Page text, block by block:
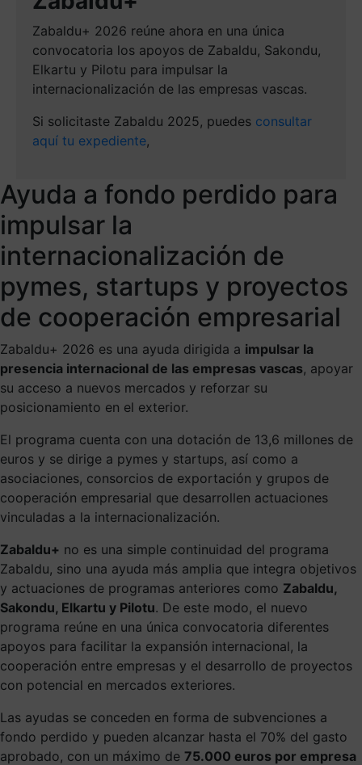
Zabaldu+ 2026 reúne ahora en una única
convocatoria los apoyos de Zabaldu, Sakondu,
Elkartu y Pilotu para impulsar la
internacionalización de las empresas vascas.
Si solicitaste Zabaldu 2025, puedes consultar
aquí tu expediente,
Ayuda a fondo perdido para
impulsar la
internacionalización de
pymes, startups y proyectos
de cooperación empresarial
Zabaldu+ 2026 es una ayuda dirigida a impulsar la
presencia internacional de las empresas vascas, apoyar
su acceso a nuevos mercados y reforzar su
posicionamiento en el exterior.
El programa cuenta con una dotación de 13,6 millones de
euros y se dirige a pymes y startups, así como a
asociaciones, consorcios de exportación y grupos de
cooperación empresarial que desarrollen actuaciones
vinculadas a la internacionalización.
Zabaldu+ no es una simple continuidad del programa
Zabaldu, sino una ayuda más amplia que integra objetivos
y actuaciones de programas anteriores como Zabaldu,
Sakondu, Elkartu y Pilotu. De este modo, el nuevo
programa reúne en una única convocatoria diferentes
apoyos para facilitar la expansión internacional, la
cooperación entre empresas y el desarrollo de proyectos
con potencial en mercados exteriores.
Las ayudas se conceden en forma de subvenciones a
fondo perdido y pueden alcanzar hasta el 70% del gasto
aprobado, con un máximo de 75.000 euros por empresa